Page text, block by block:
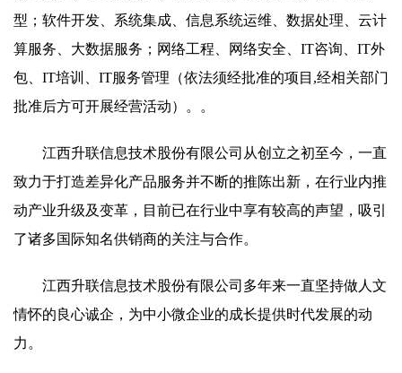
型；软件开发、系统集成、信息系统运维、数据处理、云计
算服务、大数据服务；网络工程、网络安全、IT咨询、IT外
包、IT培训、IT服务管理（依法须经批准的项目,经相关部门
批准后方可开展经营活动）。。
江西升联信息技术股份有限公司从创立之初至今，一直
致力于打造差异化产品服务并不断的推陈出新，在行业内推
动产业升级及变革，目前已在行业中享有较高的声望，吸引
了诸多国际知名供销商的关注与合作。
江西升联信息技术股份有限公司多年来一直坚持做人文
情怀的良心诚企，为中小微企业的成长提供时代发展的动
力。